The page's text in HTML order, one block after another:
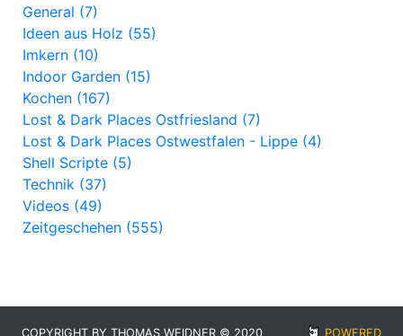
General (7)
Ideen aus Holz (55)
Imkern (10)
Indoor Garden (15)
Kochen (167)
Lost & Dark Places Ostfriesland (7)
Lost & Dark Places Ostwestfalen - Lippe (4)
Shell Scripte (5)
Technik (37)
Videos (49)
Zeitgeschehen (555)
COPYRIGHT BY THOMAS WEIDNER © 2020 POWERED